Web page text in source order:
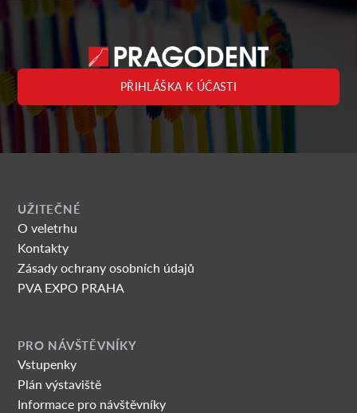
PŘIHLÁŠKA K ÚČASTI
UŽITEČNÉ
O veletrhu
Kontakty
Zásady ochrany osobních údajů
PVA EXPO PRAHA
PRO NÁVŠTĚVNÍKY
Vstupenky
Plán výstaviště
Informace pro návštěvníky